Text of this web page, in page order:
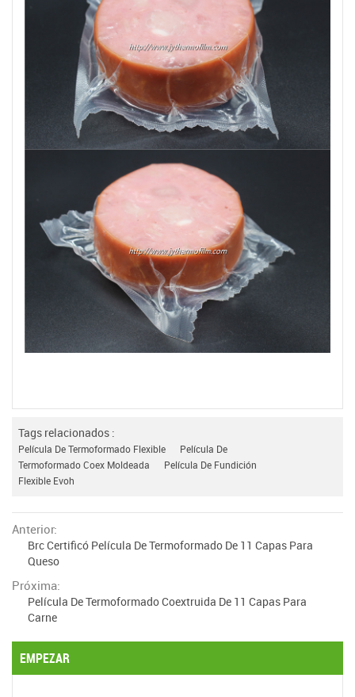
Tags relacionados :
Película De Termoformado Flexible
Película De
Termoformado Coex Moldeada
Película De Fundición
Flexible Evoh
Anterior:
Brc Certificó Película De Termoformado De 11 Capas Para
Queso
Próxima:
Película De Termoformado Coextruida De 11 Capas Para
Carne
EMPEZAR